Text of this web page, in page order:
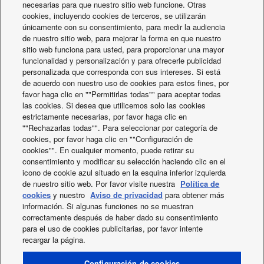
13-05-2024
Directiva sobre eficiencia energética de los edificios: Cero
emisiones para 2050
28-02-2024 El nuevo Reglamento sobre gases fluorados: hacia
refrigerantes con menor GWP con Panasonic Heating and Cooling
Solutions
11-12-2023 Consigue los secadores de pelo EH-NA9J-N825 de
Panasonic
04-05-2023 Trucos para ahorrar dinero en calefacción
22-04-2023 ¿Vale la pena cambiar de un sistema tradicional a Aquarea?
X Facebook
SOBRE NOSOTROS
Contacte con nosotros
necesarias para que nuestro sitio web funcione. Otras
cookies, incluyendo cookies de terceros, se utilizarán
únicamente con su consentimiento, para medir la audiencia
de nuestro sitio web, para mejorar la forma en que nuestro
sitio web funciona para usted, para proporcionar una mayor
funcionalidad y personalización y para ofrecerle publicidad
personalizada que corresponda con sus intereses. Si está
de acuerdo con nuestro uso de cookies para estos fines, por
favor haga clic en ""Permitirlas todas"" para aceptar todas
las cookies. Si desea que utilicemos solo las cookies
estrictamente necesarias, por favor haga clic en
""Rechazarlas todas"". Para seleccionar por categoría de
cookies, por favor haga clic en ""Configuración de
cookies"". En cualquier momento, puede retirar su
consentimiento y modificar su selección haciendo clic en el
icono de cookie azul situado en la esquina inferior izquierda
de nuestro sitio web. Por favor visite nuestra Política de
cookies y nuestro Aviso de privacidad para obtener más
información. Si algunas funciones no se muestran
correctamente después de haber dado su consentimiento
para el uso de cookies publicitarias, por favor intente
recargar la página.